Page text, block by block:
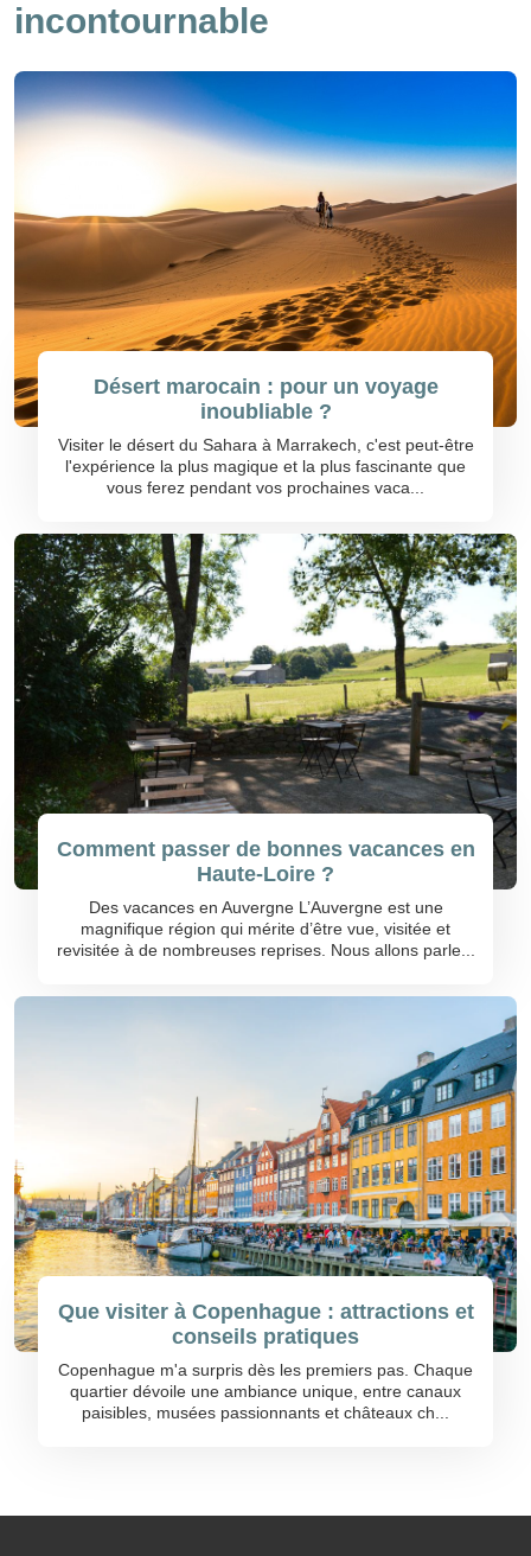
incontournable
Désert marocain : pour un voyage
inoubliable ?
Visiter le désert du Sahara à Marrakech, c'est peut-être
l'expérience la plus magique et la plus fascinante que
vous ferez pendant vos prochaines vaca...
Comment passer de bonnes vacances en
Haute-Loire ?
Des vacances en Auvergne L’Auvergne est une
magnifique région qui mérite d’être vue, visitée et
revisitée à de nombreuses reprises. Nous allons parle...
Que visiter à Copenhague : attractions et
conseils pratiques
Copenhague m'a surpris dès les premiers pas. Chaque
quartier dévoile une ambiance unique, entre canaux
paisibles, musées passionnants et châteaux ch...